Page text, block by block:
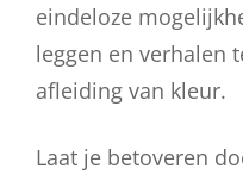
eindeloze
leggen en verhalen
afleiding van kleur.
Laat je betoveren